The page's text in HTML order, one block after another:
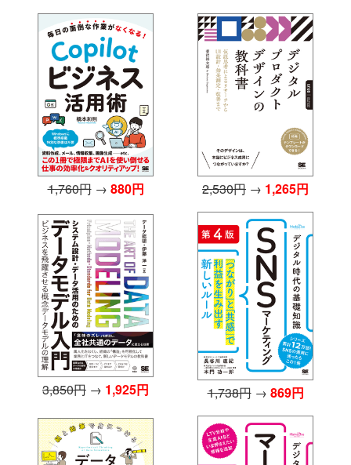
1,760円→ 880円 2,530円 → 1,265円
3,850円 → 1,925円 1,738円→ 869円